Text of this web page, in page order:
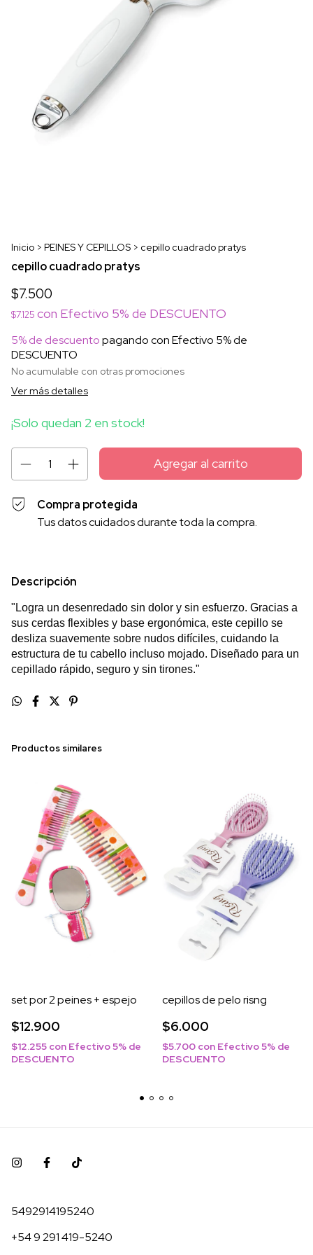
Inicio > PEINES Y CEPILLOS > cepillo cuadrado pratys
cepillo cuadrado pratys
$7.500
$7.125 con Efectivo 5% de DESCUENTO
5% de descuentopagando con Efectivo 5% de
DESCUENTO
No acumulable con otras promociones
Ver más detalles
¡Solo quedan 2 en stock!
Compra protegida
Tus datos cuidados durante toda la compra.
Descripción
"Logra un desenredado sin dolor y sin esfuerzo. Gracias a
sus cerdas flexibles y base ergonómica, este cepillo se
desliza suavemente sobre nudos difíciles, cuidando la
estructura de tu cabello incluso mojado. Diseñado para un
cepillado rápido, seguro y sin tirones."
Productos similares
set por 2 peines + espejo
$12.900
$12.255 con Efectivo 5% de
DESCUENTO
cepillos de pelo risng
$6.000
$5.700 con Efectivo 5% de
DESCUENTO
5492914195240
+54 9 291 419-5240